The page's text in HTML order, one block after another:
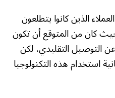
الذين كانوا يتطلعون
كان من المتوقع أن تكون
عن التوصيل التقليدي، لكن
هذه التكنولوجيا